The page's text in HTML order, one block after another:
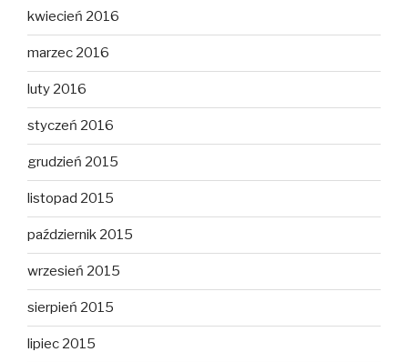
kwiecień 2016
marzec 2016
luty 2016
styczeń 2016
grudzień 2015
listopad 2015
październik 2015
wrzesień 2015
sierpień 2015
lipiec 2015